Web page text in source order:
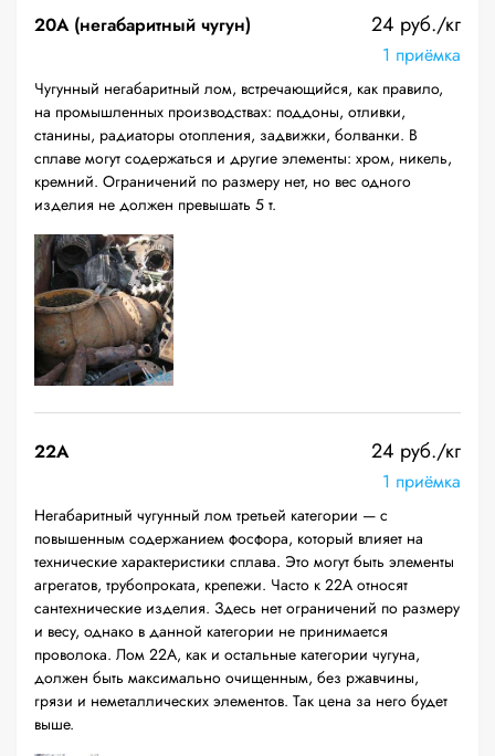
20A (негабаритный чугун) 24 руб./кг
1 приёмка
Чугунный негабаритный лом, встречающийся, как правило,
на промышленных производствах: поддоны, отливки,
станины, радиаторы отопления, задвижки, болванки. В
сплаве могут содержаться и другие элементы: хром, никель,
кремний. Ограничений по размеру нет, но вес одного
изделия не должен превышать 5 т.
22A 24 руб./кг
1 приёмка
Негабаритный чугунный лом третьей категории — с
повышенным содержанием фосфора, который влияет на
технические характеристики сплава. Это могут быть элементы
агрегатов, трубопроката, крепежи. Часто к 22А относят
сантехнические изделия. Здесь нет ограничений по размеру
и весу, однако в данной категории не принимается
проволока. Лом 22А, как и остальные категории чугуна,
должен быть максимально очищенным, без ржавчины,
грязи и неметаллических элементов. Так цена за него будет
выше.